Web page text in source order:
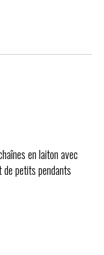
en laiton avec
petits pendants